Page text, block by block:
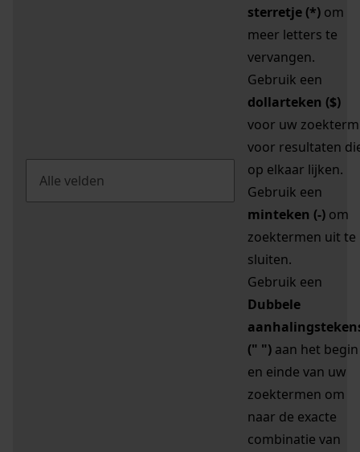
sterretje (*) om
meer letters te
vervangen.
Gebruik een
dollarteken ($)
voor uw zoekterm
voor resultaten
op elkaar lijken.
Gebruik een
minteken (-) om
zoektermen uit te
sluiten.
Gebruik een
Dubbele
(" ") aan het begin
en einde van uw
zoektermen om
naar de exacte
combinatie van